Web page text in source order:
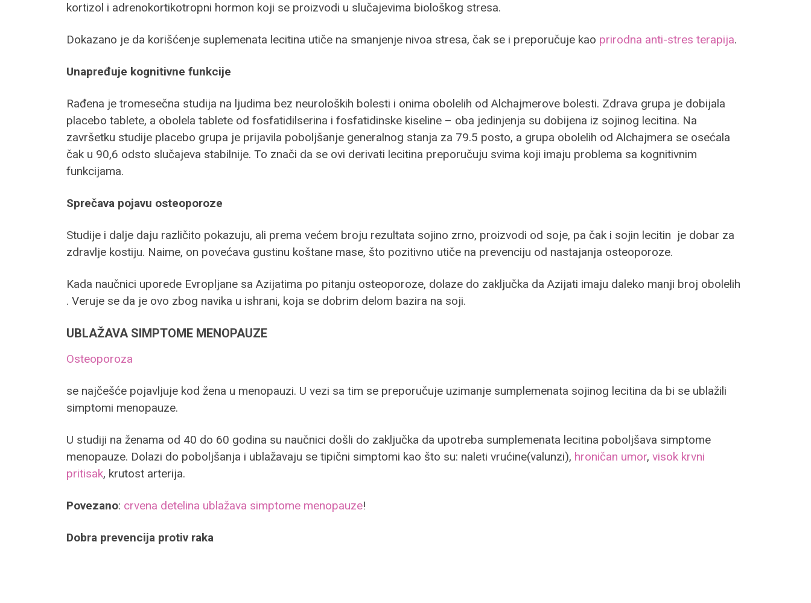
kortizol i adrenokortikotropni hormon koji se proizvodi u slučajevima biološkog stresa.
Dokazano je da korišćenje suplemenata lecitina utiče na smanjenje nivoa stresa, čak se i preporučuje kao prirodna anti-stres terapija.
Unapređuje kognitivne funkcije
Rađena je tromesečna studija na ljudima bez neuroloških bolesti i onima obolelih od Alchajmerove bolesti. Zdrava grupa je dobijala
placebo tablete, a obolela tablete od fosfatidilserina i fosfatidinske kiseline – oba jedinjenja su dobijena iz sojinog lecitina. Na
završetku studije placebo grupa je prijavila poboljšanje generalnog stanja za 79.5 posto, a grupa obolelih od Alchajmera se osećala
čak u 90,6 odsto slučajeva stabilnije. To znači da se ovi derivati lecitina preporučuju svima koji imaju problema sa kognitivnim
funkcijama.
Sprečava pojavu osteoporoze
Studije i dalje daju različito pokazuju, ali prema većem broju rezultata sojino zrno, proizvodi od soje, pa čak i sojin lecitin je dobar za
zdravlje kostiju. Naime, on povećava gustinu koštane mase, što pozitivno utiče na prevenciju od nastajanja osteoporoze.
Kada naučnici uporede Evropljane sa Azijatima po pitanju osteoporoze, dolaze do zaključka da Azijati imaju daleko manji broj obolelih
. Veruje se da je ovo zbog navika u ishrani, koja se dobrim delom bazira na soji.
UBLAŽAVA SIMPTOME MENOPAUZE
Osteoporoza
se najčešće pojavljuje kod žena u menopauzi. U vezi sa tim se preporučuje uzimanje sumplemenata sojinog lecitina da bi se ublažili
simptomi menopauze.
U studiji na ženama od 40 do 60 godina su naučnici došli do zaključka da upotreba sumplemenata lecitina poboljšava simptome
menopauze. Dolazi do poboljšanja i ublažavaju se tipični simptomi kao što su: naleti vrućine(valunzi), hroničan umor, visok krvni
pritisak, krutost arterija.
Povezano: crvena detelina ublažava simptome menopauze!
Dobra prevencija protiv raka